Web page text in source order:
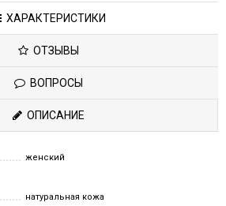
ХАРАКТЕРИСТИКИ
ОТЗЫВЫ
ВОПРОСЫ
ОПИСАНИЕ
женский
натуральная кожа